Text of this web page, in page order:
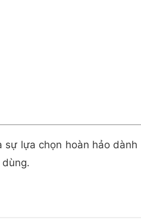
sự lựa chọn hoàn hảo